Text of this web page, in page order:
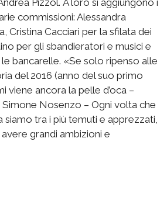
Pizzol. A loro si aggiungono i
commissioni: Alessandra
Cristina Cacciari per la sfilata dei
per gli sbandieratori e musici e
bancarelle. «Se solo ripenso alle
del 2016 (anno del suo primo
viene ancora la pelle d’oca –
Nosenzo – Ogni volta che
siamo tra i più temuti e apprezzati,
grandi ambizioni e